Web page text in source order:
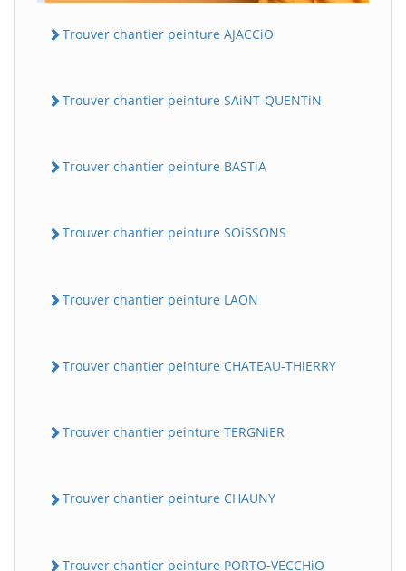
Trouver chantier peinture AJACCiO
Trouver chantier peinture SAiNT-QUENTiN
Trouver chantier peinture BASTiA
Trouver chantier peinture SOiSSONS
Trouver chantier peinture LAON
Trouver chantier peinture CHATEAU-THiERRY
Trouver chantier peinture TERGNiER
Trouver chantier peinture CHAUNY
Trouver chantier peinture PORTO-VECCHiO